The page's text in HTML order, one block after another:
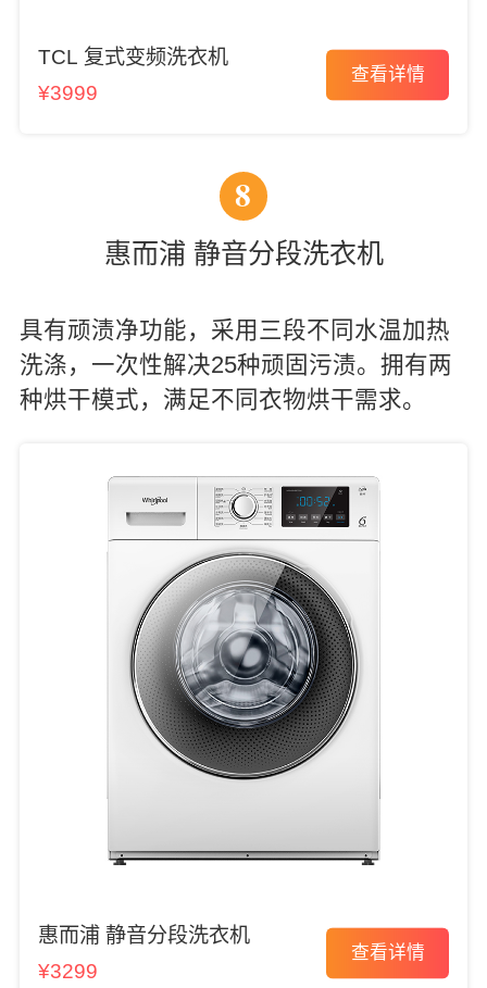
TCL 复式变频洗衣机
¥3999
查看详情
8
惠而浦 静音分段洗衣机
具有顽渍净功能，采用三段不同水温加热
洗涤，一次性解决25种顽固污渍。拥有两
种烘干模式，满足不同衣物烘干需求。
惠而浦 静音分段洗衣机
¥3299
查看详情